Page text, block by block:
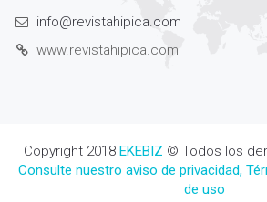
info@revistahipica.com
www.revistahipica.com
Copyright 2018 EKEBIZ © Todos los
Consulte nuestro aviso de privacidad,
de uso